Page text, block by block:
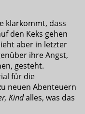
klarkommt, dass
den Keks gehen
aber in letzter
ihre Angst,
gesteht.
für die
neuen Abenteuern
Kindalles, was das